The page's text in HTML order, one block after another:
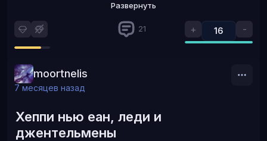
Развернуть
+ 16 -
21
moortnelis
7 месяцев назад
Хеппи нью еан, леди и
джентельмены